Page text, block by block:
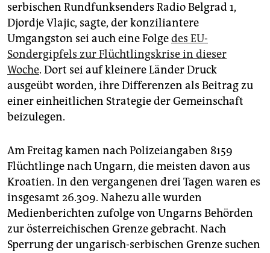
serbischen Rundfunksenders Radio Belgrad 1,
Djordje Vlajic, sagte, der konziliantere
Umgangston sei auch eine Folgedes EU-
Sondergipfels zur Flüchtlingskrise in dieser
Woche. Dort sei auf kleinere Länder Druck
ausgeübt worden, ihre Differenzen als Beitrag zu
einer einheitlichen Strategie der Gemeinschaft
beizulegen.
Am Freitag kamen nach Polizeiangaben 8159
Flüchtlinge nach Ungarn, die meisten davon aus
Kroatien. In den vergangenen drei Tagen waren es
insgesamt 26.309. Nahezu alle wurden
Medienberichten zufolge von Ungarns Behörden
zur österreichischen Grenze gebracht. Nach
Sperrung der ungarisch-serbischen Grenze suchen